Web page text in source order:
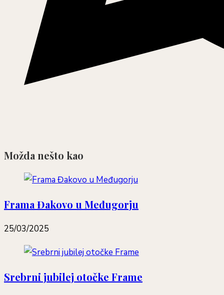
Možda nešto kao
Frama Đakovo u Međugorju
25/03/2025
Srebrni jubilej otočke Frame